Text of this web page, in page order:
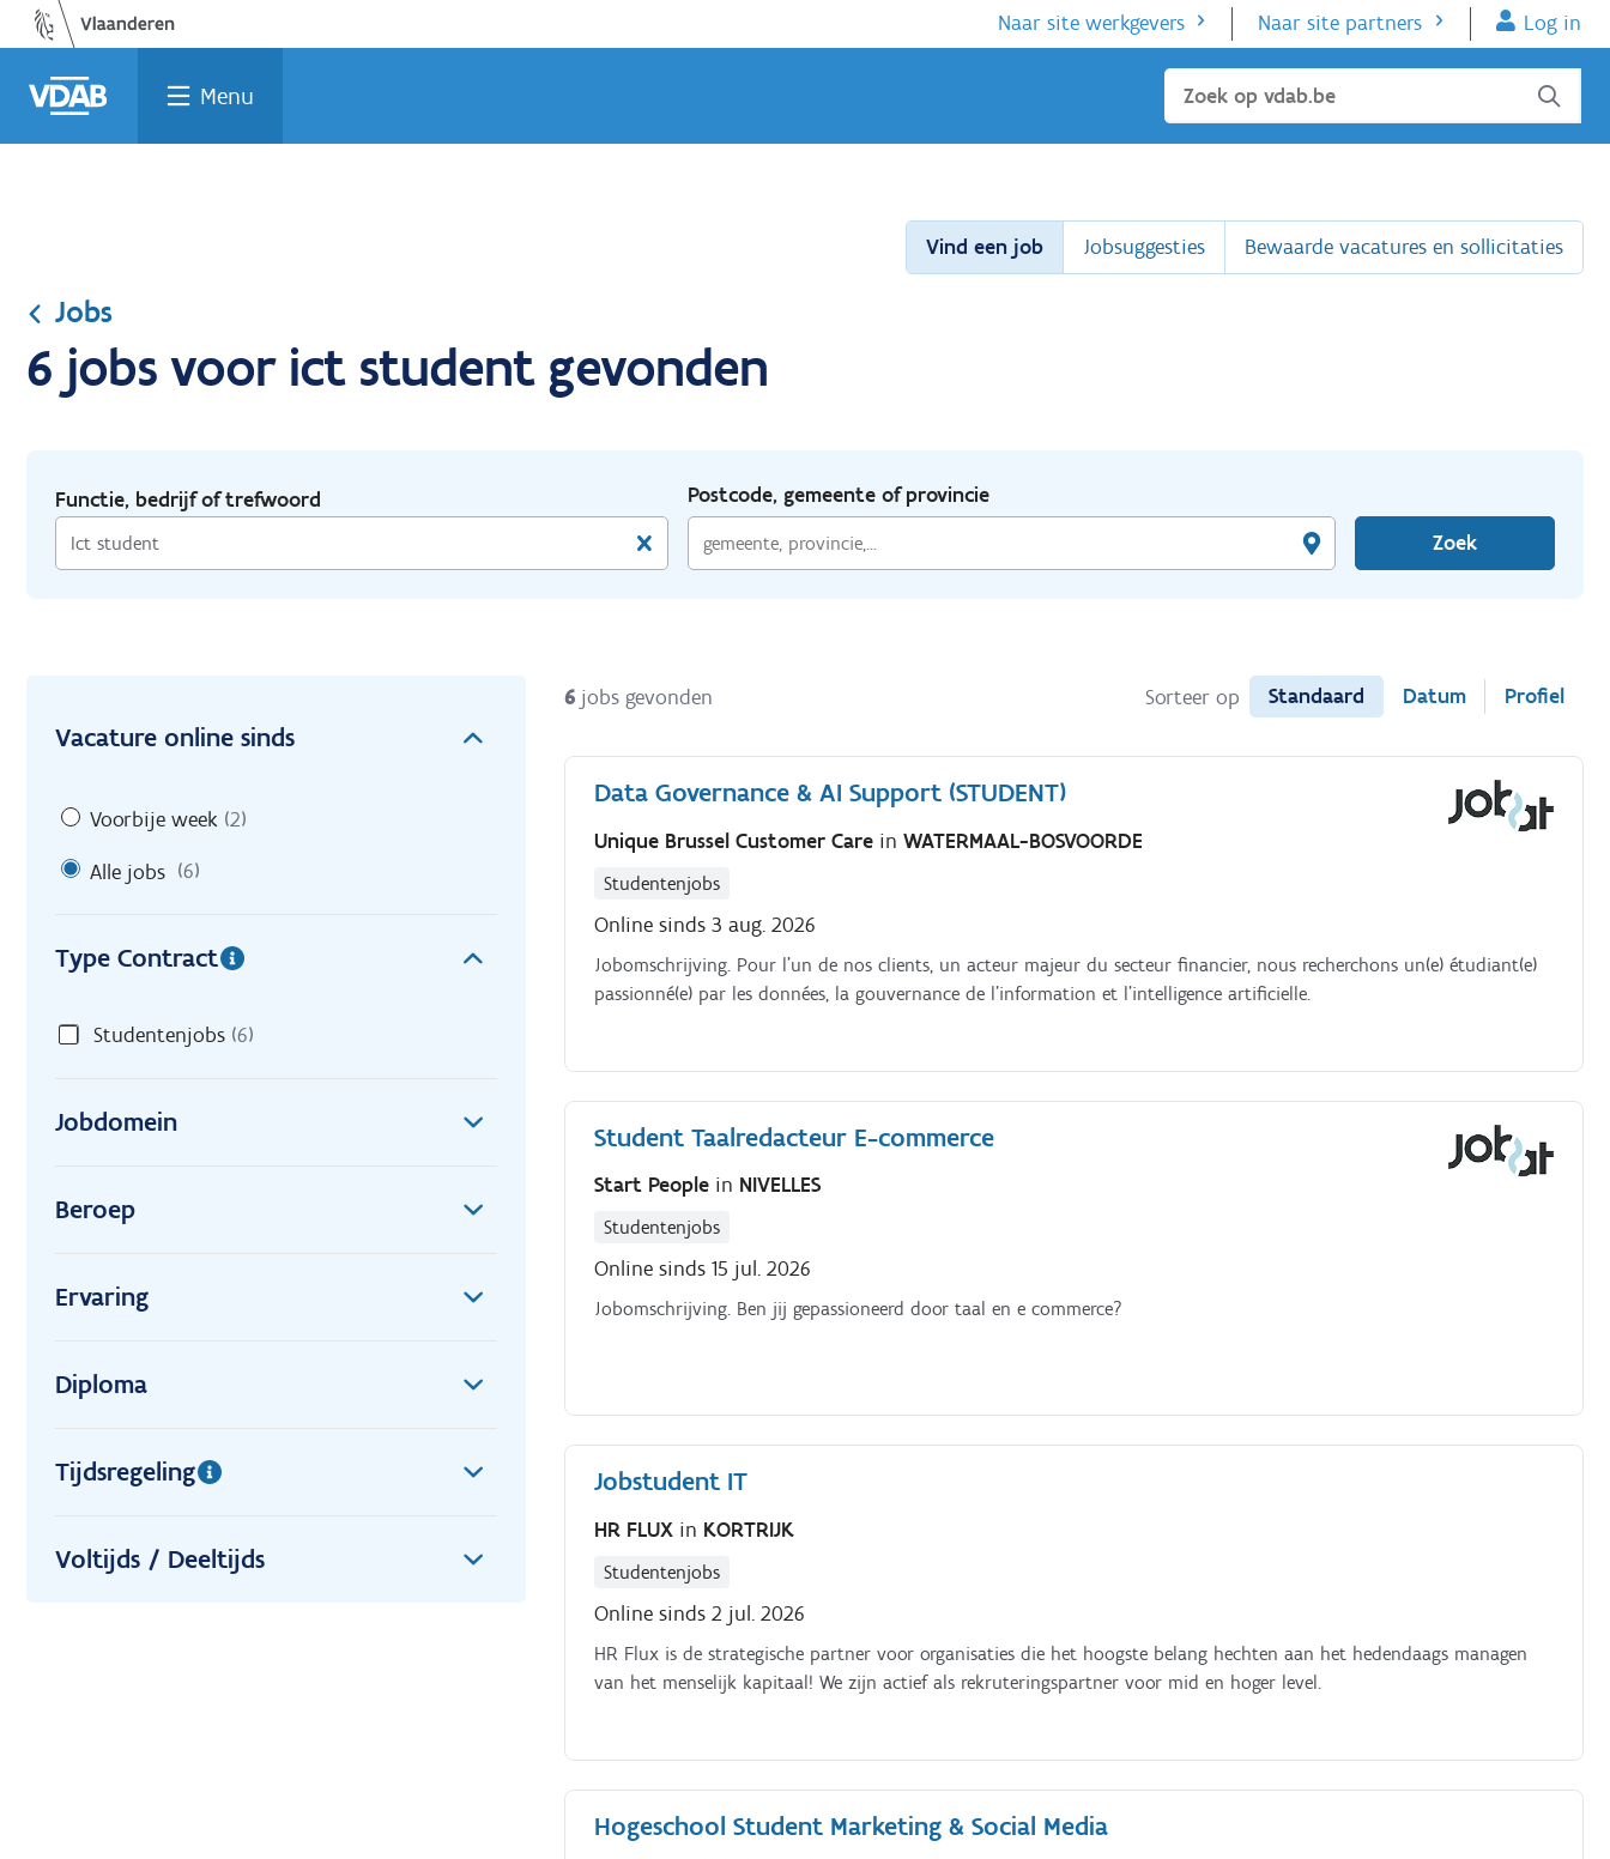
Ga
naar
de
inhoud
Vind
een
job
Vind
een
opleiding
Welke
job
past
bij
Terug
naar
home
Naar site werkgevers Naar site partners Log in
Menu Sluiten
Vind een job Jobsuggesties Bewaarde vacatures en sollicitaties
Jobs
6 jobs voor ict student gevonden
Functie, bedrijf of trefwoord
Postcode, gemeente of provincie
Zoek
Vacature online sinds
Voorbije week (2)
Alle jobs (6)
Type Contract
Studentenjobs (6)
Jobdomein
Beroep
Ervaring
Diploma
Tijdsregeling
Voltijds / Deeltijds
6 jobs gevonden Sorteer op Standaard Datum Profiel
Data Governance & AI Support (STUDENT)
Unique Brussel Customer Care inWATERMAAL-BOSVOORDE
Studentenjobs
Online sinds 3 aug. 2026
Jobomschrijving. Pour l'un de nos clients, un acteur majeur du secteur financier, nous recherchons un(e) étudiant(e)
passionné(e) par les données, la gouvernance de l'information et l'intelligence artificielle.
Student Taalredacteur E-commerce
Start People in NIVELLES
Studentenjobs
Online sinds 15 jul. 2026
Jobomschrijving. Ben jij gepassioneerd door taal en e commerce?
Jobstudent IT
HR FLUX in KORTRIJK
Studentenjobs
Online sinds 2 jul. 2026
HR Flux is de strategische partner voor organisaties die het hoogste belang hechten aan het hedendaags managen
van het menselijk kapitaal! We zijn actief als rekruteringspartner voor mid en hoger level.
Hogeschool Student Marketing & Social Media